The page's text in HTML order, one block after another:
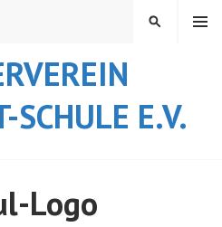
SCHULE E.V.
MENÜ
SUCHEN
Logo